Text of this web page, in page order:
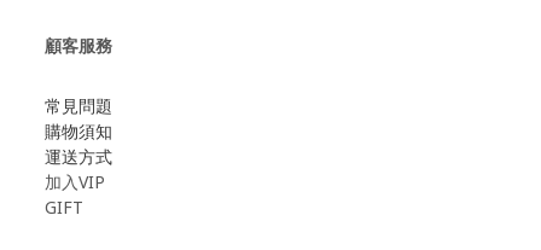
顧客服務
常見問題
購物須知
運送方式
加入VIP
GIFT